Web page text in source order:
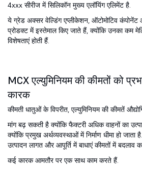
4xxx सीरीज में सिलिकॉन मुख्य एलॉयिंग एलिमेंट है.
ये ग्रेड अक्सर वेल्डिंग एप्लीकेशन, ऑटोमोटिव कंपोनेंट
प्रोडक्ट में इस्तेमाल किए जाते हैं, क्योंकि उनका कम
विशेषताएं होती हैं.
MCX एल्युमिनियम की कीमतों को
कारक
कीमती धातुओं के विपरीत, एल्युमिनियम की कीमतें
मांग बढ़ सकती है क्योंकि फैक्टरी अधिक वाहनों का
क्योंकि प्रमुख अर्थव्यवस्थाओं में निर्माण धीमा हो जाता
उत्पादन लागत और आपूर्ति में बाधाएं कीमतों में बदलाव
कई कारक आमतौर पर एक साथ काम करते हैं.